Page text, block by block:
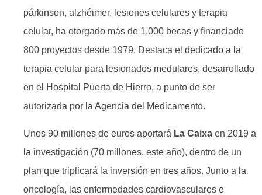
párkinson, alzhéimer, lesiones celulares y terapia
celular, ha otorgado más de 1.000 becas y financiado
800 proyectos desde 1979. Destaca el dedicado a la
terapia celular para lesionados medulares, desarrollado
en el Hospital Puerta de Hierro, a punto de ser
autorizada por la Agencia del Medicamento.
Unos 90 millones de euros aportará La Caixa en 2019 a
la investigación (70 millones, este año), dentro de un
plan que triplicará la inversión en tres años. Junto a la
oncología, las enfermedades cardiovasculares e